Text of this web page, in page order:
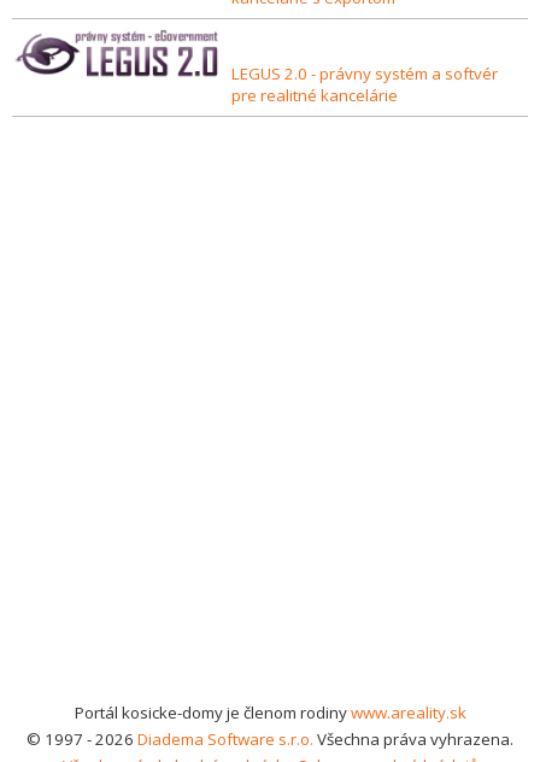
LEGUS 2.0 - právny systém a softvér
pre realitné kancelárie
Portál kosicke-domy je členom rodinywww.areality.sk
© 1997 - 2026 Diadema Software s.r.o. Všechna práva vyhrazena.